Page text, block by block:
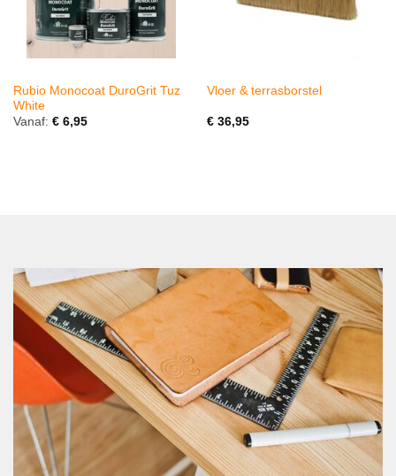
Rubio Monocoat DuroGrit Tuz
White
Vanaf: €6,95
Vloer & terrasborstel
€36,95